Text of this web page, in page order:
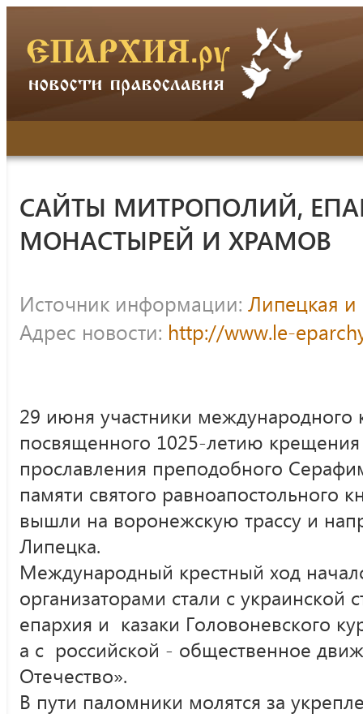
САЙТЫ МИТРОПОЛИЙ,
МОНАСТЫРЕЙ И ХРАМОВ
Источник информации: Липецкая и
Адрес новости: http://www.le-
29 июня участники международного
посвященного 1025-летию
прославления преподобного
памяти святого равноапостольного
вышли на воронежскую трассу и
Липецка.
Международный крестный ход
организаторами стали с украинской
епархия и казаки Головоневского
а с российской - общественное
Отечество».
В пути паломники молятся за